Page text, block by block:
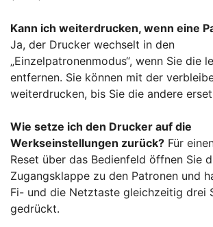
Kann ich weiterdrucken, wenn eine
Ja, der Drucker wechselt in den
„Einzelpatronenmodus“, wenn Sie die
entfernen. Sie können mit der
weiterdrucken, bis Sie die andere
Wie setze ich den Drucker auf die
Werkseinstellungen zurück? Für
Reset über das Bedienfeld öffnen Sie
Zugangsklappe zu den Patronen und
Fi- und die Netztaste gleichzeitig drei
gedrückt.